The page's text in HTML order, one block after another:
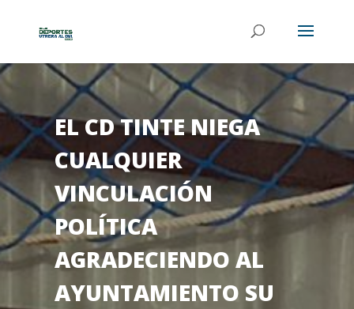
EL CD TINTE NIEGA
CUALQUIER
VINCULACIÓN
POLÍTICA
AGRADECIENDO AL
AYUNTAMIENTO SU